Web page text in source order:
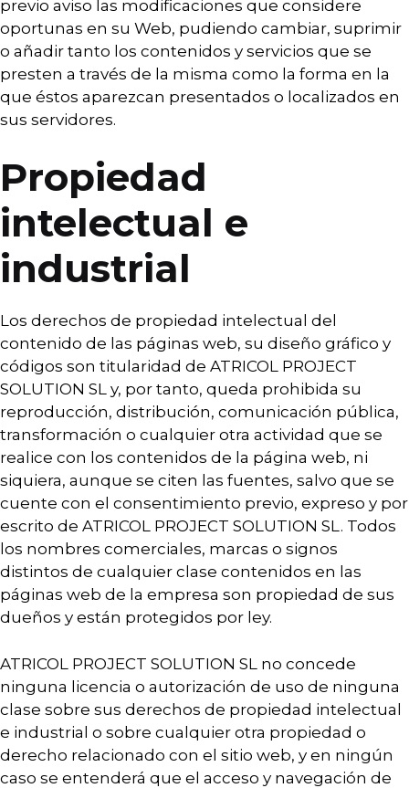
previo aviso las modificaciones que considere
oportunas en su Web, pudiendo cambiar, suprimir
o añadir tanto los contenidos y servicios que se
presten a través de la misma como la forma en la
que éstos aparezcan presentados o localizados en
sus servidores.
Propiedad
intelectual e
industrial
Los derechos de propiedad intelectual del
contenido de las páginas web, su diseño gráfico y
códigos son titularidad de ATRICOL PROJECT
SOLUTION SL y, por tanto, queda prohibida su
reproducción, distribución, comunicación pública,
transformación o cualquier otra actividad que se
realice con los contenidos de la página web, ni
siquiera, aunque se citen las fuentes, salvo que se
cuente con el consentimiento previo, expreso y por
escrito de ATRICOL PROJECT SOLUTION SL. Todos
los nombres comerciales, marcas o signos
distintos de cualquier clase contenidos en las
páginas web de la empresa son propiedad de sus
dueños y están protegidos por ley.
ATRICOL PROJECT SOLUTION SL no concede
ninguna licencia o autorización de uso de ninguna
clase sobre sus derechos de propiedad intelectual
e industrial o sobre cualquier otra propiedad o
derecho relacionado con el sitio web, y en ningún
caso se entenderá que el acceso y navegación de